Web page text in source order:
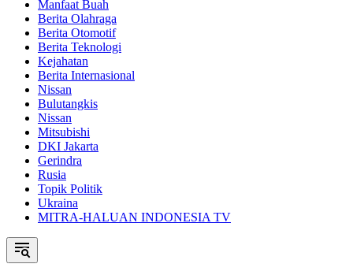
Manfaat Buah
Berita Olahraga
Berita Otomotif
Berita Teknologi
Kejahatan
Berita Internasional
Nissan
Bulutangkis
Nissan
Mitsubishi
DKI Jakarta
Gerindra
Rusia
Topik Politik
Ukraina
MITRA-HALUAN INDONESIA TV